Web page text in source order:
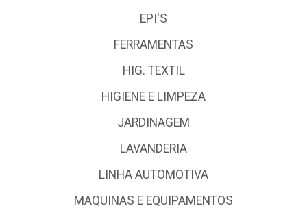
EPI'S
FERRAMENTAS
HIG. TEXTIL
HIGIENE E LIMPEZA
JARDINAGEM
LAVANDERIA
LINHA AUTOMOTIVA
MAQUINAS E EQUIPAMENTOS